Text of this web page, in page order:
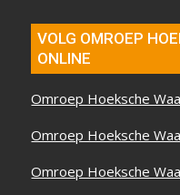
VOLG OMROEP
ONLINE
Omroep Hoeksche
Omroep Hoeksche
Omroep Hoeksche